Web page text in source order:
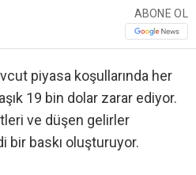
ABONE OL
piyasa koşullarında her
19 bin dolar zarar ediyor.
ve düşen gelirler
bir baskı oluşturuyor.